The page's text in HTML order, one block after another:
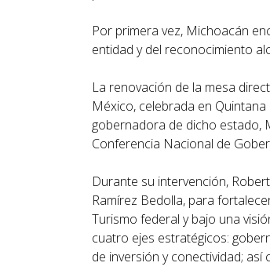
Por primera vez, Michoacán
entidad y del reconocimiento
La renovación de la mesa
México, celebrada en
gobernadora de dicho estado,
Conferencia Nacional de
Durante su intervención,
Ramírez Bedolla, para
Turismo federal y bajo una
cuatro ejes estratégicos:
de inversión y conectividad;